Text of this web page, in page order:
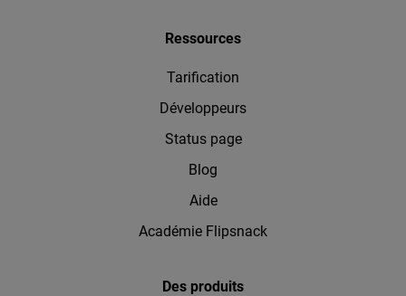
Ressources
Tarification
Développeurs
Status page
Blog
Aide
Académie Flipsnack
Des produits